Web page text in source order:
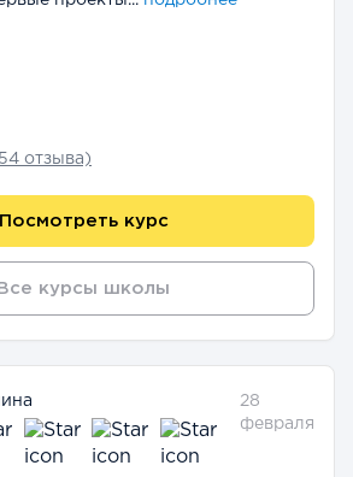
отзыва)
Посмотреть курс
Все курсы школы
28
февраля